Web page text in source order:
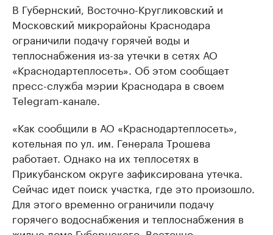
В Губернский, Восточно-Кругликовский и
Московский микрорайоны Краснодара
ограничили подачу горячей воды и
теплоснабжения из-за утечки в сетях АО
«Краснодартеплосеть». Об этом сообщает
пресс-служба мэрии Краснодара в своем
Telegram-канале.
«Как сообщили в АО «Краснодартеплосеть»,
котельная по ул. им. Генерала Трошева
работает. Однако на их теплосетях в
Прикубанском округе зафиксирована утечка.
Сейчас идет поиск участка, где это произошло.
Для этого временно ограничили подачу
горячего водоснабжения и теплоснабжения в